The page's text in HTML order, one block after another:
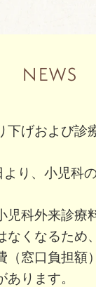
NEWS
下げおよび診
り、小児科
児科外来診療
なくなるため
（窓口負担額
ります。